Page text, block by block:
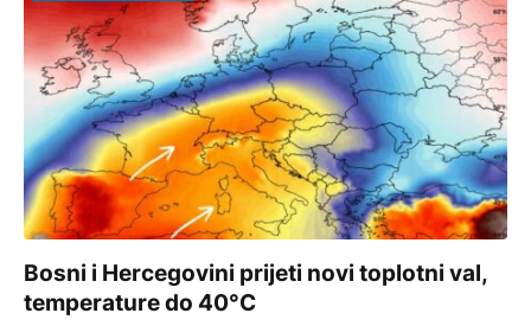
Bosni i Hercegovini prijeti novi toplotni val,
temperature do 40°C